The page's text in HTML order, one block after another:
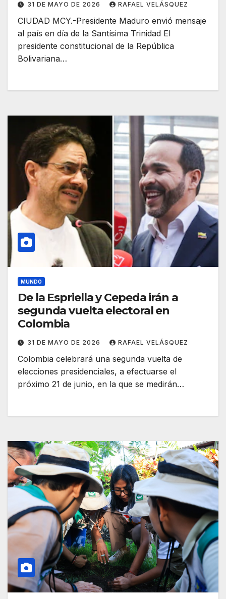
31 DE MAYO DE 2026 RAFAEL VELÁSQUEZ
CIUDAD MCY.-Presidente Maduro envió mensaje
al país en día de la Santísima Trinidad El
presidente constitucional de la República
Bolivariana…
MUNDO
De la Espriella y Cepeda irán a
segunda vuelta electoral en
Colombia
31 DE MAYO DE 2026 RAFAEL VELÁSQUEZ
Colombia celebrará una segunda vuelta de
elecciones presidenciales, a efectuarse el
próximo 21 de junio, en la que se medirán…